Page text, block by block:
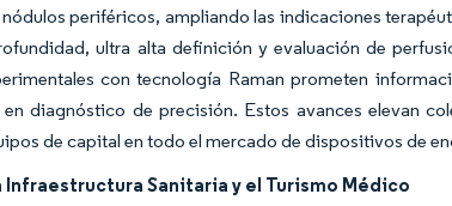
periféricos, ampliando las indicaciones
ultra alta definición y evaluación de
con tecnología Raman prometen
diagnóstico de precisión. Estos avances elevan
de capital en todo el mercado de dispositivos de
Infraestructura Sanitaria y el Turismo Médico